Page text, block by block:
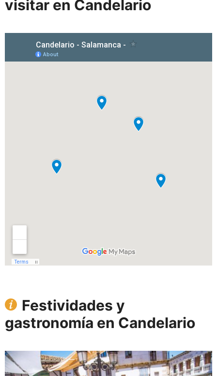
visitar en Candelario
Festividades y
gastronomía en Candelario